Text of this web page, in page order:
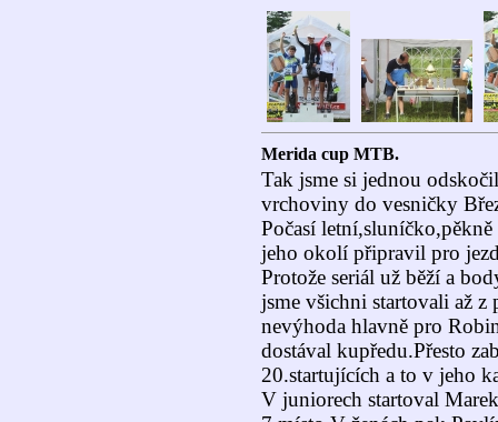
Merida cup MTB.
Tak jsme si jednou
vrchoviny do vesničky
Počasí
jeho okolí připravil pro
Protože seriál už běží a
jsme všichni startovali až
nevýhoda hlavně pro
dostával kupředu.Přesto
20.startujících a to v jeho
V juniorech startoval